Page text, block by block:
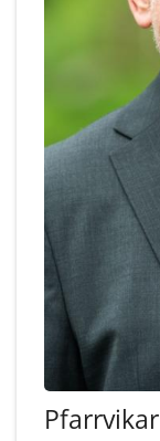
Pfarrvikar